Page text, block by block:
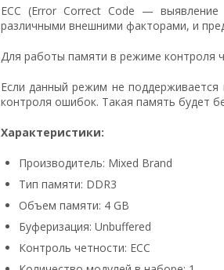
ECC (Error Correct Code —
различными внешними факторами, и
Для работы памяти в режиме контроля
Если данный режим не
контроля ошибок. Такая память будет
Характеристики:
Производитель: Mixed Brand
Тип памяти: DDR3
Объем памяти: 4 GB
Буферизация: Unbuffered
Контроль четности: ECC